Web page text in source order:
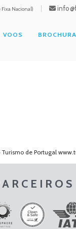
Nacional)
VOOS
de Portugal